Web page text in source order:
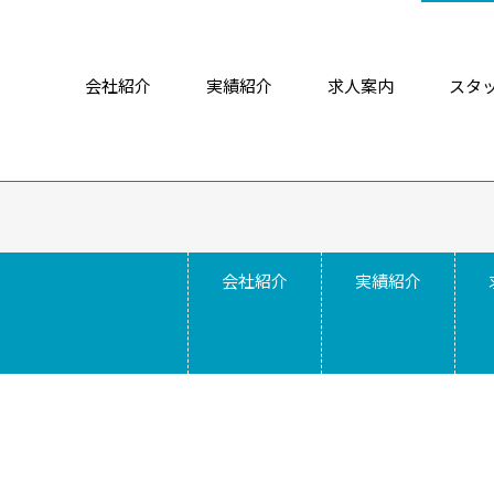
会社紹介 実績紹介 求人案内 スタ
会社紹介 実績紹介